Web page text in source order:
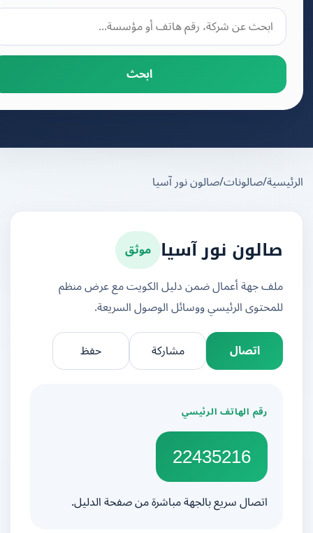
ابحث
/صالونات/صالون نور آسيا
صالون نور آسيا موثق
ملف جهة أعمال ضمن دليل الكويت مع عرض منظم
للمحتوى الرئيسي ووسائل الوصول السريعة.
اتصال
مشاركة
رقم الهاتف الرئيسي
22435216
اتصال سريع بالجهة مباشرة من صفحة الدليل.